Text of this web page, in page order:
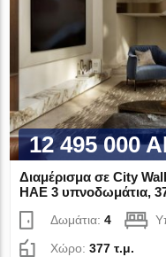
12 495 000
Διαμέρισμα σε City
ΗΑΕ 3 υπνοδωμάτια,
Δωμάτια:4
Χώρο:377 τ.μ.